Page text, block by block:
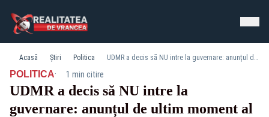
Acasă Știri Politica UDMR a decis să NU intre la guvernare: anunțul de ultim moment al formațiunii maghiare
POLITICA· 1 min citire
UDMR a decis să NU intre la
guvernare: anunțul de ultim moment al